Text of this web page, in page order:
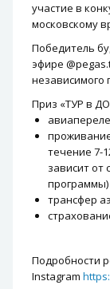
участие в
московскому
Победитель
эфире
независимого
Приз «ТУР в
течение 7-
зависит от
программы)
трансфер
Подробности
Instagram